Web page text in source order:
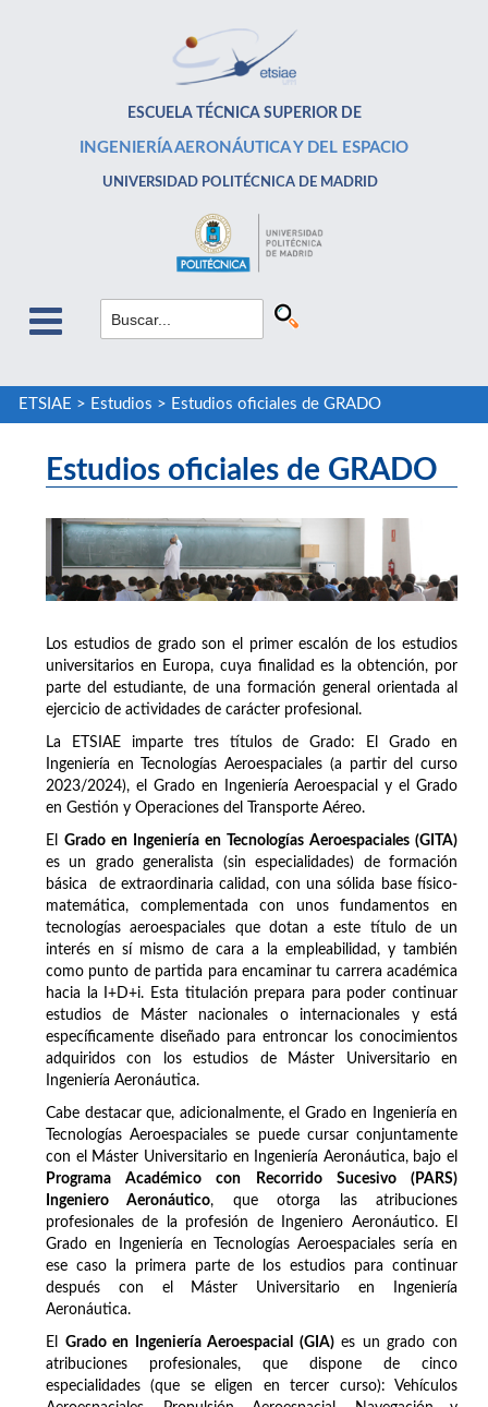
ESCUELA TÉCNICA SUPERIOR DE
INGENIERÍA AERONÁUTICA Y DEL ESPACIO
UNIVERSIDAD POLITÉCNICA DE MADRID
ETSIAE > Estudios > Estudios oficiales de GRADO
Estudios oficiales de GRADO
Los estudios de grado son el primer escalón de los estudios
universitarios en Europa, cuya finalidad es la obtención, por
parte del estudiante, de una formación general orientada al
ejercicio de actividades de carácter profesional.
La ETSIAE imparte tres títulos de Grado: El Grado en
Ingeniería en Tecnologías Aeroespaciales (a partir del curso
2023/2024), el Grado en Ingeniería Aeroespacial y el Grado
en Gestión y Operaciones del Transporte Aéreo.
El Grado en Ingeniería en Tecnologías Aeroespaciales (GITA)
es un grado generalista (sin especialidades) de formación
básica de extraordinaria calidad, con una sólida base físico-
matemática, complementada con unos fundamentos en
tecnologías aeroespaciales que dotan a este título de un
interés en sí mismo de cara a la empleabilidad, y también
como punto de partida para encaminar tu carrera académica
hacia la I+D+i. Esta titulación prepara para poder continuar
estudios de Máster nacionales o internacionales y está
específicamente diseñado para entroncar los conocimientos
adquiridos con los estudios de Máster Universitario en
Ingeniería Aeronáutica.
Cabe destacar que, adicionalmente, el Grado en Ingeniería en
Tecnologías Aeroespaciales se puede cursar conjuntamente
con el Máster Universitario en Ingeniería Aeronáutica, bajo el
Programa Académico con Recorrido Sucesivo (PARS)
Ingeniero Aeronáutico, que otorga las atribuciones
profesionales de la profesión de Ingeniero Aeronáutico. El
Grado en Ingeniería en Tecnologías Aeroespaciales sería en
ese caso la primera parte de los estudios para continuar
después con el Máster Universitario en Ingeniería
Aeronáutica.
El Grado en Ingeniería Aeroespacial (GIA)es un grado con
atribuciones profesionales, que dispone de cinco
especialidades (que se eligen en tercer curso): Vehículos